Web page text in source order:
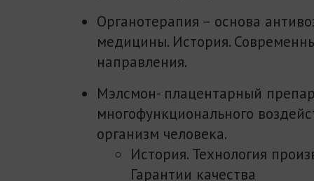
Органотерапия – основа
медицины. История.
направления.
Мэлсмон- плацентарный
многофункционального
организм человека.
История. Технология
Гарантии качества